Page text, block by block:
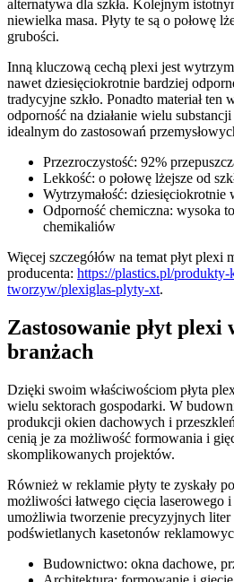
alternatywa dla szkła. Kolejnym
niewielka masa. Płyty te są o połowę
grubości.
Inną kluczową cechą plexi jest
nawet dziesięciokrotnie bardziej
tradycyjne szkło. Ponadto materiał ten
odporność na działanie wielu
idealnym do zastosowań
Przezroczystość: 92%
Lekkość: o połowę lżejsze od
Wytrzymałość: dziesięciokrotnie
Odporność chemiczna: wysoka
chemikaliów
Więcej szczegółów na temat płyt plexi
producenta: https://plastics.pl/
tworzyw/plexiglas-plyty-xt.
Zastosowanie płyt plexi
branżach
Dzięki swoim właściwościom płyta
wielu sektorach gospodarki. W
produkcji okien dachowych i
cenią je za możliwość formowania i
skomplikowanych projektów.
Również w reklamie płyty te zyskały
możliwości łatwego cięcia laserowego
umożliwia tworzenie precyzyjnych liter
podświetlanych kasetonów
Budownictwo: okna dachowe,